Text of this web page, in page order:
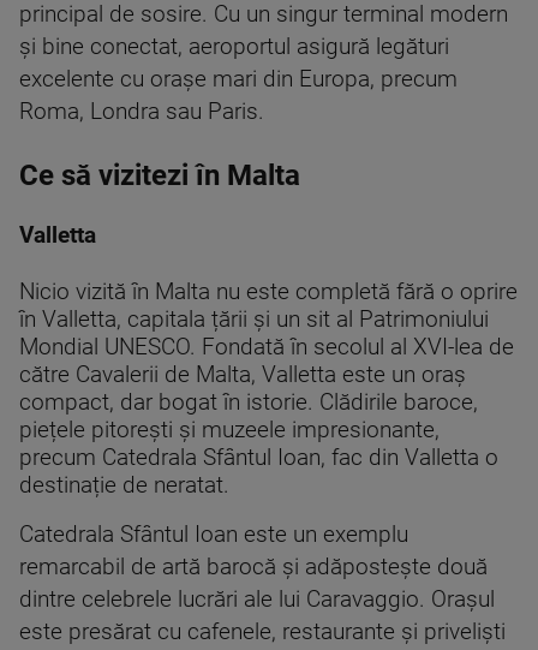
principal de sosire. Cu un singur terminal modern
și bine conectat, aeroportul asigură legături
excelente cu orașe mari din Europa, precum
Roma, Londra sau Paris.
Ce să vizitezi în Malta
Valletta
Nicio vizită în Malta nu este completă fără o oprire
în Valletta, capitala țării și un sit al Patrimoniului
Mondial UNESCO. Fondată în secolul al XVI-lea de
către Cavalerii de Malta, Valletta este un oraș
compact, dar bogat în istorie. Clădirile baroce,
piețele pitorești și muzeele impresionante,
precum Catedrala Sfântul Ioan, fac din Valletta o
destinație de neratat.
Catedrala Sfântul Ioan este un exemplu
remarcabil de artă barocă și adăpostește două
dintre celebrele lucrări ale lui Caravaggio. Orașul
este presărat cu cafenele, restaurante și priveliști